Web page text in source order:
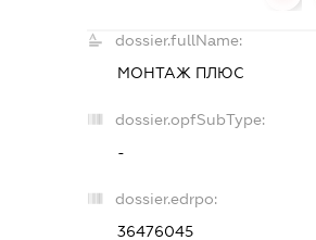
dossier.fullName:
МОНТАЖ ПЛЮС
dossier.opfSubType:
-
dossier.edrpo:
36476045